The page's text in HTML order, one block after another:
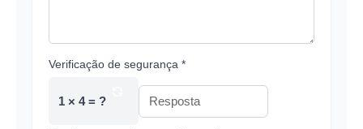
Verificação de segurança *
1 × 4 = ?